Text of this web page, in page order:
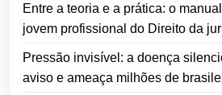
Entre a teoria e a prática: o
jovem profissional do Direito da
Pressão invisível: a doença
aviso e ameaça milhões de